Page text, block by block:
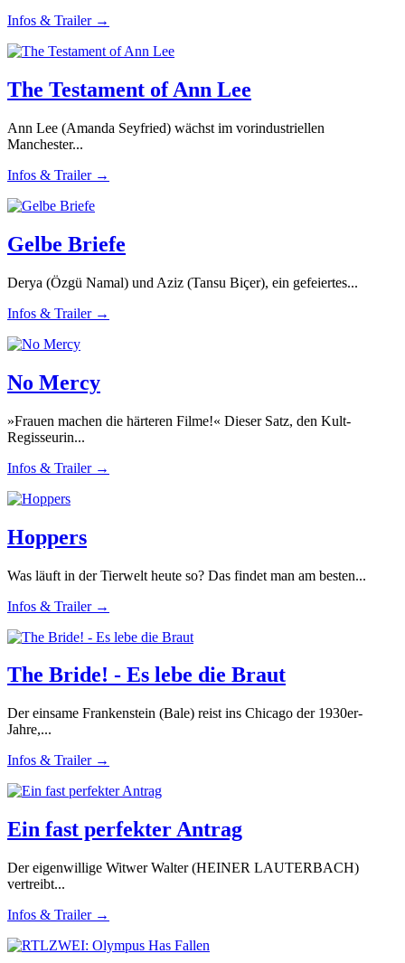
Infos & Trailer →
The Testament of Ann Lee
Ann Lee (Amanda Seyfried) wächst im vorindustriellen
Manchester...
Infos & Trailer →
Gelbe Briefe
Derya (Özgü Namal) und Aziz (Tansu Biçer), ein gefeiertes...
Infos & Trailer →
No Mercy
»Frauen machen die härteren Filme!« Dieser Satz, den Kult-
Regisseurin...
Infos & Trailer →
Hoppers
Was läuft in der Tierwelt heute so? Das findet man am besten...
Infos & Trailer →
The Bride! - Es lebe die Braut
Der einsame Frankenstein (Bale) reist ins Chicago der 1930er-
Jahre,...
Infos & Trailer →
Ein fast perfekter Antrag
Der eigenwillige Witwer Walter (HEINER LAUTERBACH)
vertreibt...
Infos & Trailer →